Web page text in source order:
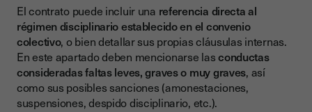
El contrato puede incluir una referencia directa al
régimen disciplinario establecido en el convenio
colectivo, o bien detallar sus propias cláusulas internas.
En este apartado deben mencionarse lasconductas
consideradas faltas leves, graves o muy graves, así
como sus posibles sanciones (amonestaciones,
suspensiones, despido disciplinario, etc.).